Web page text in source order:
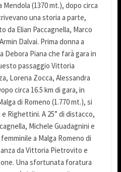
(1370 mt.), dopo circa
una storia a parte,
da Elian Paccagnella, Marco
Dalvai. Prima donna a
Debora Piana che farà gara in
passaggio Vittoria
Lorena Zocca, Alessandra
circa 16.5 km di gara, in
di Romeno (1.770 mt.), si
Righettini. A 25” di distacco,
Michele Guadagnini e
a Malga Romeno di
da Vittoria Pietrovito e
Una sfortunata foratura